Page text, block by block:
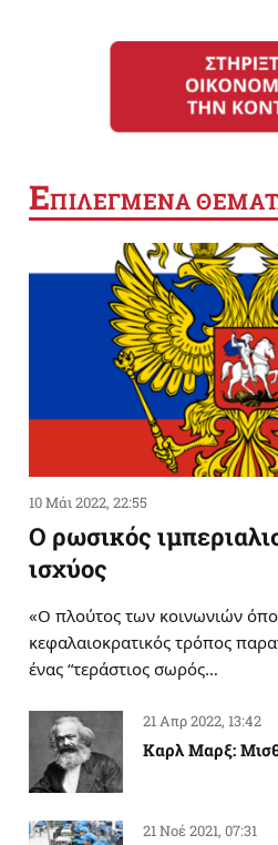
ΕΠΙΛΕΓΜΕΝΑ
10 Μάι 2022, 22:55
Ο ρωσικός
ισχύος
«Ο πλούτος των κοινωνιών
κεφαλαιοκρατικός τρόπος
ένας “τεράστιος σωρός…
21 Απρ 2022, 13:42
Καρλ Μαρξ:
21 Νοέ 2021, 07:31